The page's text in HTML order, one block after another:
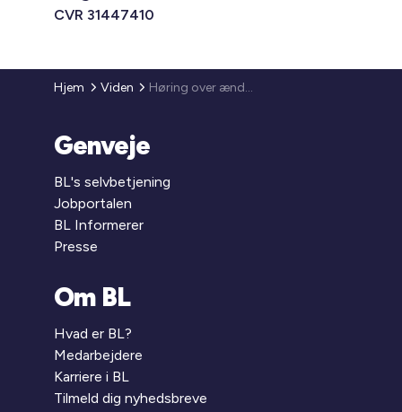
CVR 31447410
Hjem Viden Høring over ændring af bekendtgørelse om grundlæggende kontraktmæssige rettigheder på varme- og køleområdet
Genveje
BL's selvbetjening
Jobportalen
BL Informerer
Presse
Om BL
Hvad er BL?
Medarbejdere
Karriere i BL
Tilmeld dig nyhedsbreve